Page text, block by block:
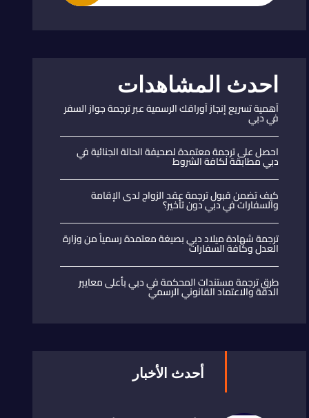
احدث المشاهدات
أهمية تسريع إنجاز أوراقك الرسمية عبر ترجمة جواز السفر
في دبي
احصل على ترجمة معتمدة لصحيفة الحالة الجنائية في
دبي مطابقة لكافة الشروط
كيف تضمن قبول ترجمة عقد الزواج لدى الإقامة
والسفارات في دبي دون تأخير؟
ترجمة شهادة ميلاد دبي بصيغة معتمدة رسمياً من وزارة
العدل وكافة السفارات
طرق ترجمة مستندات المحكمة في دبي بأعلى معايير
الدقة والاعتماد القانوني الرسمي
أحدث الأخبار